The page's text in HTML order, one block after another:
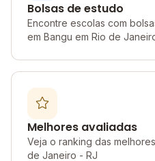
Bolsas de estudo
Encontre escolas com
em Bangu em Rio de
Melhores avaliadas
Veja o ranking das
de Janeiro - RJ